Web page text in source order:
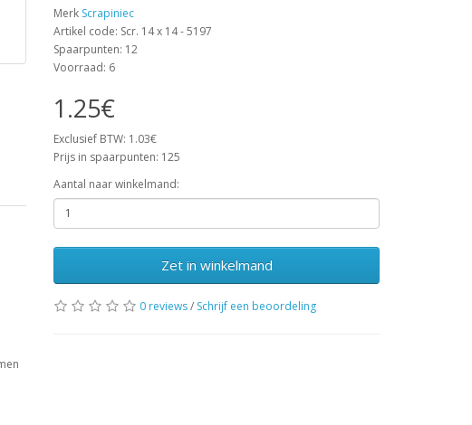
Merk Scrapiniec
Artikel code: Scr. 14 x 14 - 5197
Spaarpunten: 12
Voorraad: 6
1.25€
Exclusief BTW: 1.03€
Prijs in spaarpunten: 125
Aantal naar winkelmand:
Zet in winkelmand
0 reviews/ Schrijf een beoordeling